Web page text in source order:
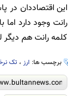
اين اقتصاددان در
رانت وجود دارد
كلمه رانت هم
برچسب ها: ارز، تک